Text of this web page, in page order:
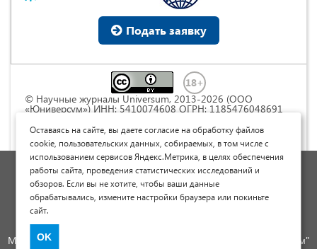
Подать заявку
© Научные журналы Universum, 2013-2026 (ООО
«Юниверсум») ИНН: 5410074608 ОГРН: 1185476048691
Commons « Attribution» («Атрибуция») 4.0
Непортированная
Политика обработки персональных данных
Договор оферты
Опубликовать научную статью
Международный научно-исследовательский журнал "Юниверсум"
Оставаясь на сайте, вы даете согласие на обработку файлов
cookie, пользовательских данных, собираемых, в том числе с
использованием сервисов Яндекс.Метрика, в целях обеспечения
работы сайта, проведения статистических исследований и
обзоров. Если вы не хотите, чтобы ваши данные
обрабатывались, измените настройки браузера или покиньте
сайт.
OK